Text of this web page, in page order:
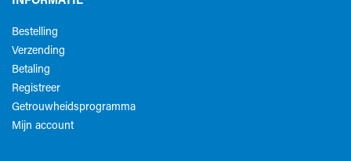
Bestelling
Verzending
Betaling
Registreer
Getrouwheidsprogramma
Mijn account